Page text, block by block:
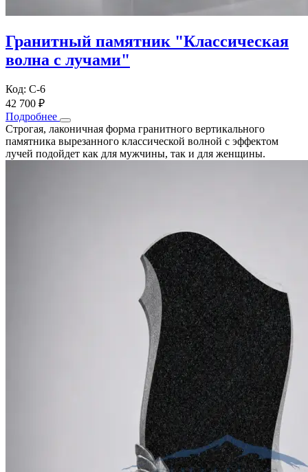
Гранитный памятник "Классическая
волна с лучами"
Код: С-6
42 700 ₽
Подробнее
Строгая, лаконичная форма гранитного вертикального
памятника вырезанного классической волной с эффектом
лучей подойдет как для мужчины, так и для женщины.